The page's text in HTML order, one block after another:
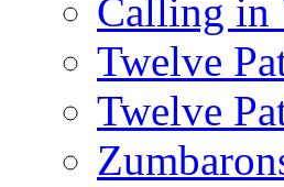
Calling in
Twelve
Twelve